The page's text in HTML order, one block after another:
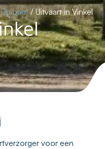
/Uitvaart in Vinkel
voor een